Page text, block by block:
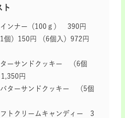
ト
ンナー（100ｇ） 390円
）150円 （6個入）972円
ーサンドクッキー （6個
円
ターサンドクッキー （5個
トクリームキャンディー 3